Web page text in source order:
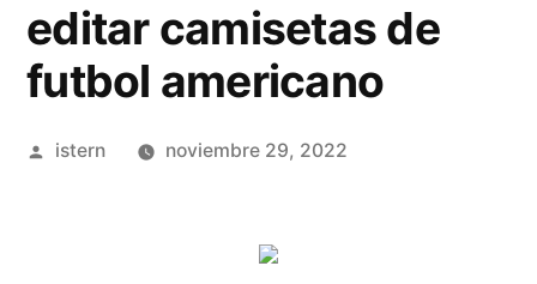
editar camisetas de
futbol americano
Publicado
istern noviembre 29, 2022